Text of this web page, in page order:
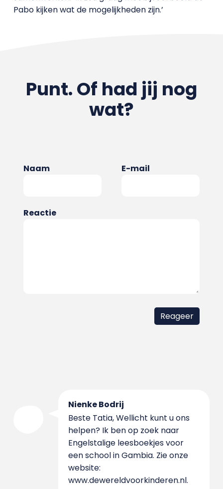
Pabo kijken wat de mogelijkheden zijn.’
Punt. Of had jij nog
wat?
Naam E-mail
Reactie
Nienke Bodrij
Beste Tatia, Wellicht kunt u ons
helpen? Ik ben op zoek naar
Engelstalige leesboekjes voor
een school in Gambia. Zie onze
website:
www.dewereldvoorkinderen.nl.